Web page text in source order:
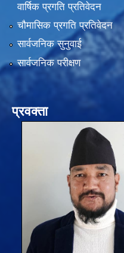
वार्षिक प्रगति प्रतिवेदन
चौमासिक प्रगति प्रतिवेदन
सार्वजनिक सुनुवाई
सार्वजनिक परीक्षण
प्रवक्ता